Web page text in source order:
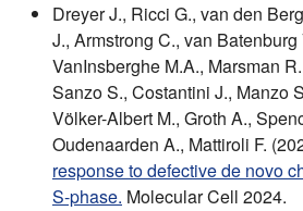
Dreyer J., Ricci G., van den
J., Armstrong C., van Batenburg
VanInsberghe M.A., Marsman
Sanzo S., Costantini J., Manzo
Völker-Albert M., Groth A.,
Oudenaarden A., Mattiroli F.
response to defective de novo
S-phase. Molecular Cell 2024.